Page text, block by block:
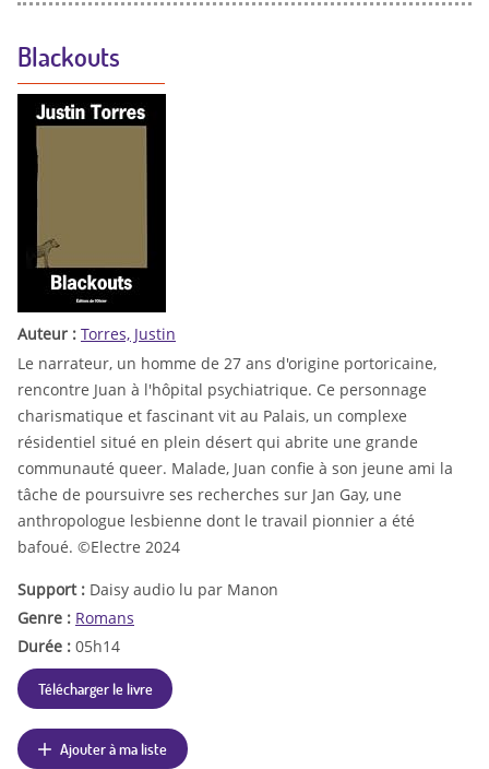
Blackouts
Auteur : Torres, Justin
Le narrateur, un homme de 27 ans d'origine portoricaine,
rencontre Juan à l'hôpital psychiatrique. Ce personnage
charismatique et fascinant vit au Palais, un complexe
résidentiel situé en plein désert qui abrite une grande
communauté queer. Malade, Juan confie à son jeune ami la
tâche de poursuivre ses recherches sur Jan Gay, une
anthropologue lesbienne dont le travail pionnier a été
bafoué. ©Electre 2024
Support : Daisy audio lu par Manon
Genre : Romans
Durée : 05h14
Télécharger le livre
Ajouter à ma liste